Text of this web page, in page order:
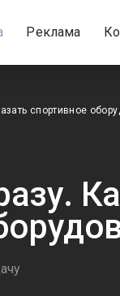
Реклама
спортивное